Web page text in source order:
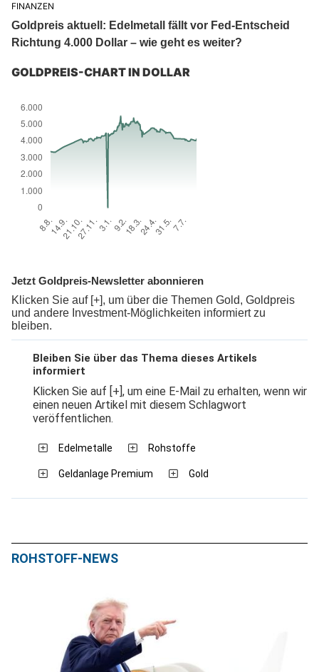
FINANZEN
Goldpreis aktuell: Edelmetall fällt vor Fed-Entscheid
Richtung 4.000 Dollar – wie geht es weiter?
GOLDPREIS-CHART IN DOLLAR
Jetzt Goldpreis-Newsletter abonnieren
Klicken Sie auf [+], um über die Themen Gold, Goldpreis
und andere Investment-Möglichkeiten informiert zu
bleiben.
Bleiben Sie über das Thema dieses Artikels
informiert
Klicken Sie auf [+], um eine E-Mail zu erhalten, wenn wir
einen neuen Artikel mit diesem Schlagwort
veröffentlichen.
Edelmetalle Rohstoffe
Geldanlage Premium Gold
ROHSTOFF-NEWS